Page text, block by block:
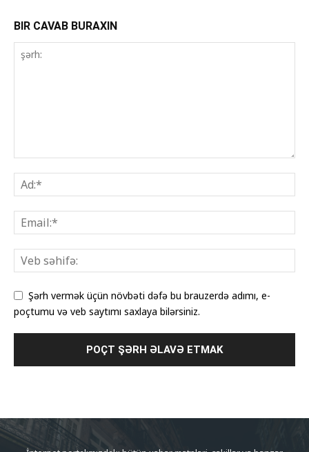
BIR CAVAB BURAXIN
Şərh vermək üçün növbəti dəfə bu brauzerdə adımı, e-
poçtumu və veb saytımı saxlaya bilərsiniz.